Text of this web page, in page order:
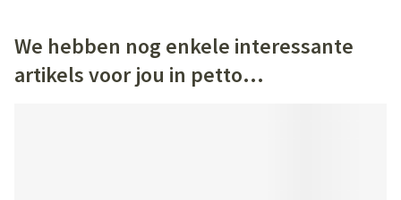
Belgische BrandwondenStichting: 02 / 649 65 89
We hebben nog enkele interessante
artikels voor jou in petto...